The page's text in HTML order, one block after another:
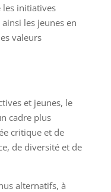
les initiatives
les jeunes en
valeurs
et jeunes, le
cadre plus
critique et de
de diversité et de
alternatifs, à